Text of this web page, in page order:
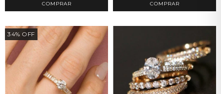
COMPRAR COMPRAR
34% OFF